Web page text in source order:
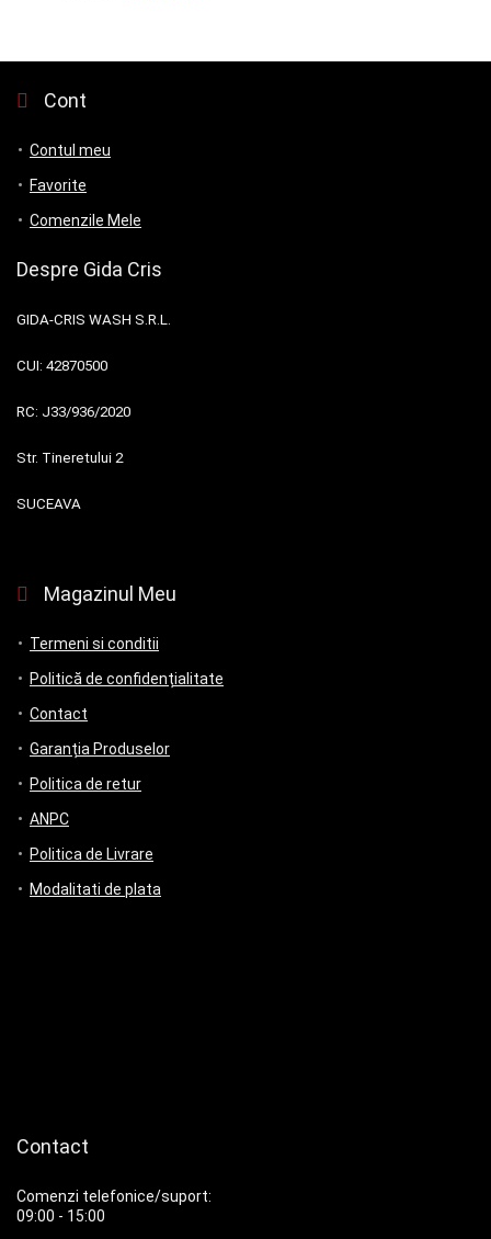
Cont
Contul meu
Favorite
Comenzile Mele
Despre Gida Cris
GIDA-CRIS WASH S.R.L.
CUI: 42870500
RC: J33/936/2020
Str. Tineretului 2
SUCEAVA
Magazinul Meu
Termeni si conditii
Politică de confidențialitate
Contact
Garanția Produselor
Politica de retur
ANPC
Politica de Livrare
Modalitati de plata
Contact
Comenzi telefonice/suport:
09:00 - 15:00